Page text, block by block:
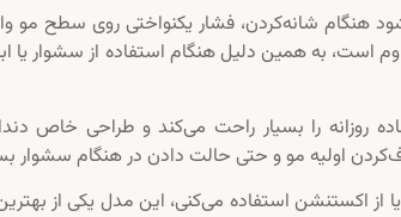
شانه‌کردن، فشار یکنواختی روی سطح مو
است، به همین دلیل هنگام استفاده از سشوار یا
روزانه را بسیار راحت می‌کند و طراحی خاص
اولیه مو و حتی حالت دادن در هنگام سشوار
از اکستنشن استفاده می‌کنی، این مدل یکی از